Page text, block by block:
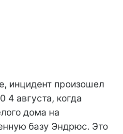
инцидент произошел
4 августа, когда
дома на
базу Эндрюс. Это